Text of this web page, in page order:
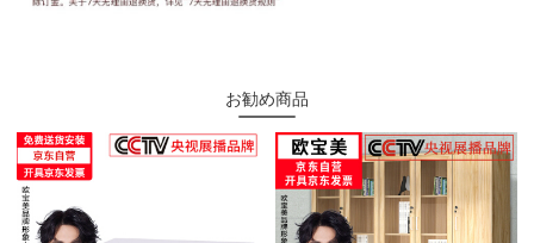
お勧め商品